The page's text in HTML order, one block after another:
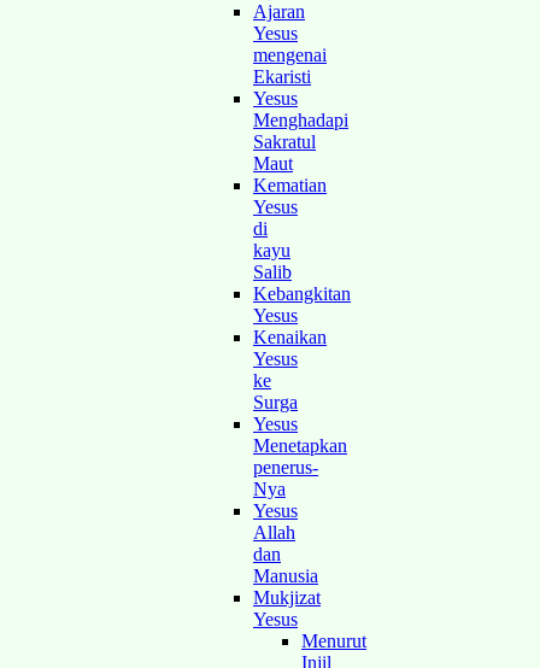
Ajaran
Yesus
mengenai
Ekaristi
Yesus
Menghadapi
Sakratul
Maut
Kematian
Yesus
di
kayu
Salib
Kebangkitan
Yesus
Kenaikan
Yesus
ke
Surga
Yesus
Menetapkan
penerus-
Nya
Yesus
Allah
dan
Manusia
Mukjizat
Yesus
Menurut
Injil